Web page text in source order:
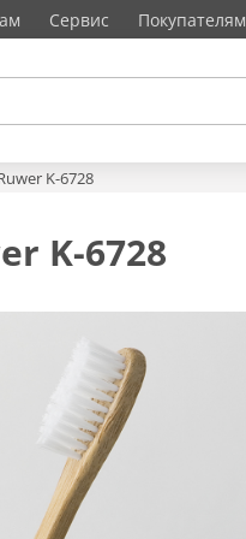
Сервис Покупателям
K-6728
K-6728